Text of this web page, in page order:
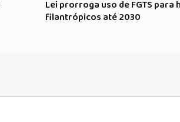
Lei prorroga uso de FGTS para
filantrópicos até 2030